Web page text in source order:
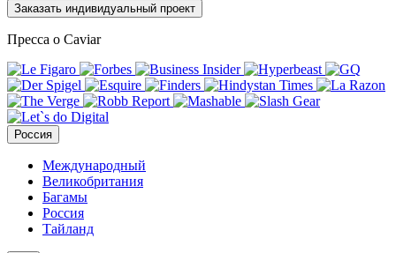
Заказать индивидуальный проект
Пресса о Caviar
Россия
Международный
Великобритания
Багамы
Россия
Тайланд